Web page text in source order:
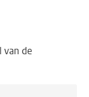
van de